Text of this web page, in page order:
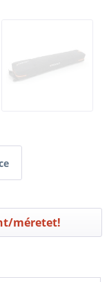
méretet!